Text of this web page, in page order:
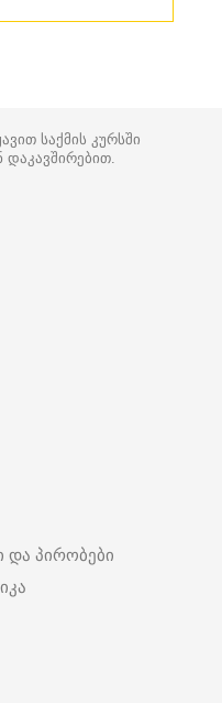
საქმის კურსში
დაკავშირებით.
და პირობები